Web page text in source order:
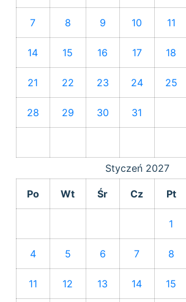
7 8 9 10 11
14 15 16 17 18
21 22 23 24 25
28 29 30 31
Styczeń 2027
Po Wt Śr Cz Pt
1
4 5 6 7 8
11 12 13 14 15